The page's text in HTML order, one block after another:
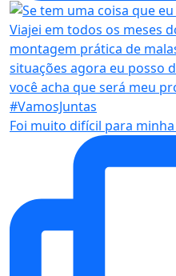
Foi muito difícil para